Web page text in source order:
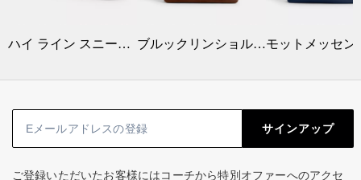
ハイ ライン スニーカー ブルックリンショルダーバッグ34
サインアップ
ご登録いただいたお客様にはコーチから特別オファーへのアクセ